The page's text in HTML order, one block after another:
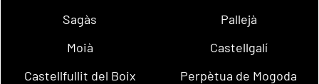
Sagàs
Pallejà
Moià
Castellgalí
Castellfullit del Boix
Perpètua de Mogoda